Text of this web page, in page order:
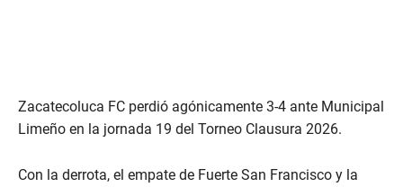
Zacatecoluca FC perdió agónicamente 3-4 ante Municipal
Limeño en la jornada 19 del Torneo Clausura 2026.
Con la derrota, el empate de Fuerte San Francisco y la